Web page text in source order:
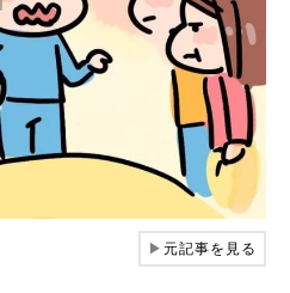
▶元記事を見る